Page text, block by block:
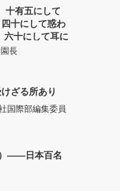
十有五にして
十にして惑わ
六十にして耳に
ころに従いて
長
ざる所あり
国際部編集委員
――日本百名